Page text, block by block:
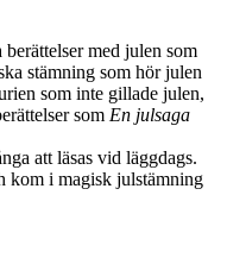
med julen som
stämning som hör julen
som inte gillade julen,
som En julsaga
att läsas vid läggdags.
kom i magisk julstämning